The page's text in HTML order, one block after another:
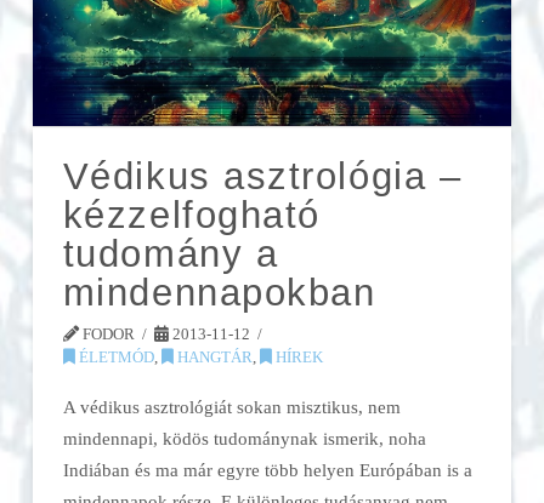
Védikus asztrológia –
kézzelfogható
tudomány a
mindennapokban
FODOR
2013-11-12
ÉLETMÓD, HANGTÁR HÍREK
A védikus asztrológiát sokan misztikus, nem
mindennapi, ködös tudománynak ismerik, noha
Indiában és ma már egyre több helyen Európában is a